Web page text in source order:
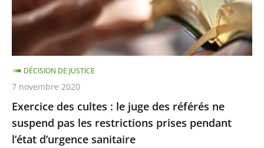
être
respectée
des
référés
suspend
pas
les
restrictions
prises
pendant
Exercice des cultes : le juge des référés ne
suspend pas les restrictions prises pendant
l’état d’urgence sanitaire
DÉCISION DE JUSTICE
7 novembre 2020